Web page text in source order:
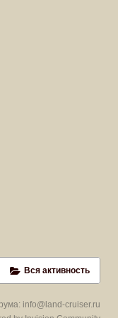
Вся активность
info@land-cruiser.ru